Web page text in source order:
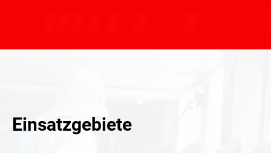
Einsatzgebiete